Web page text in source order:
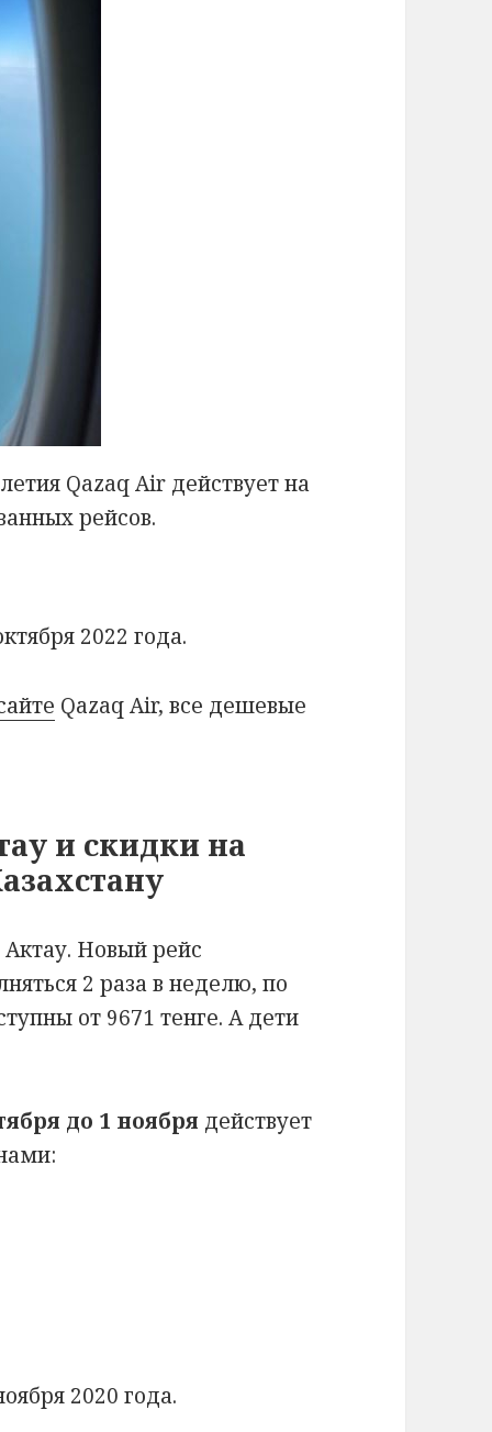
Qazaq Air действует на
рейсов.
2022 года.
Qazaq Air, все дешевые
и скидки на
Новый рейс
2 раза в неделю, по
от 9671 тенге. А дети
до 1 ноября действует
2020 года.